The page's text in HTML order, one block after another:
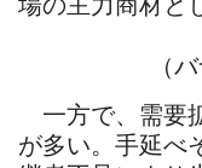
（
一方で、需要
が多い。手延べ